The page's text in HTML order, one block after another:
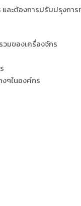
ละต้องการปรับปรุงการ
มของเครื่องจักร
ๆในองค์กร